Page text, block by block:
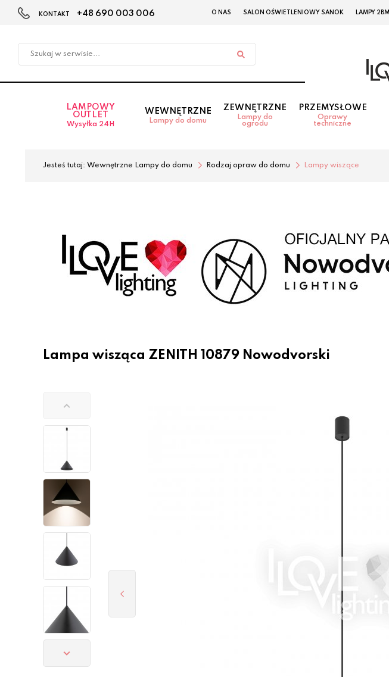
w
KONTAKT +48 690 003 006 O NAS SALON OŚWIETLENIOWY SANOK LAMPY 2BM
LAMPOWY
OUTLET
Wysyłka 24H
WEWNĘTRZNE
Lampy do domu
ZEWNĘTRZNE
Lampy do
ogrodu
PRZEMYSŁOWE
Oprawy
techniczne
Jesteś tutaj: Wewnętrzne Lampy do domu Rodzaj opraw do domu Lampy wiszące
Lampa wisząca ZENITH 10879 Nowodvorski